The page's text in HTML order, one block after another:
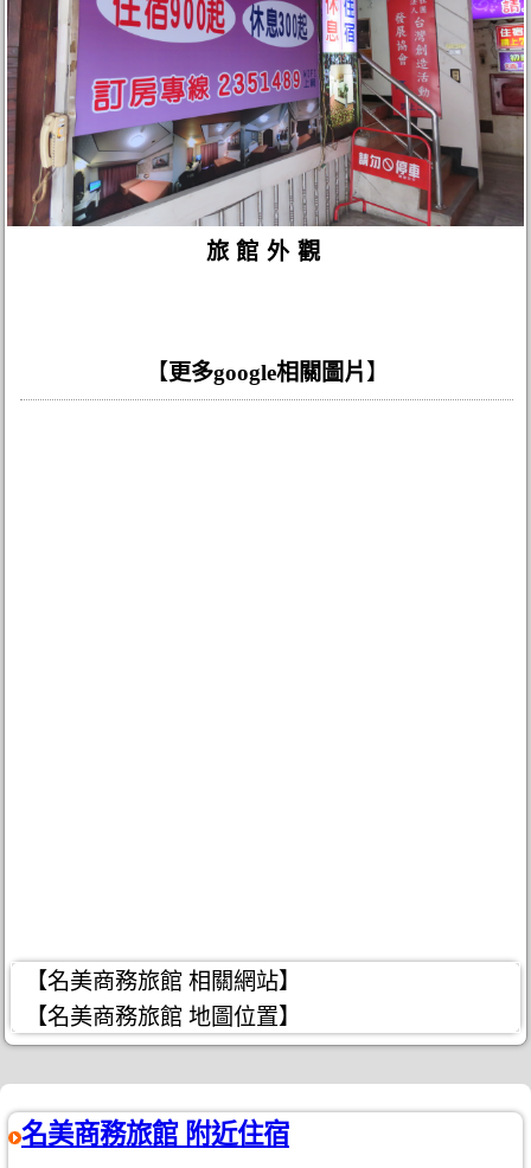
旅館外觀
【更多google相關圖片 】
【名美商務旅館 相關網站】
【名美商務旅館 地圖位置】
名美商務旅館 附近住宿